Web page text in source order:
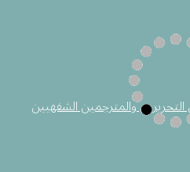
التحريرين والمترجمين الشفهيين